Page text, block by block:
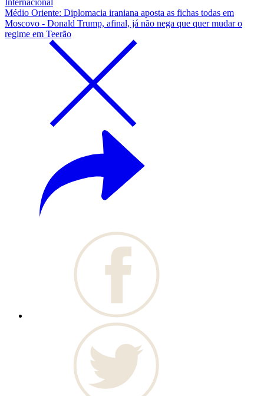
Internacional
Médio Oriente: Diplomacia iraniana aposta as fichas todas em
Moscovo - Donald Trump, afinal, já não nega que quer mudar o
regime em Teerão